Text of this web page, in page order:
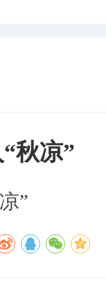
秋凉”
”